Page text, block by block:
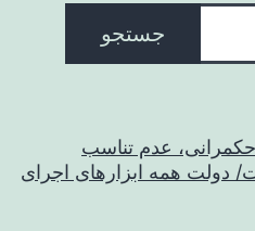
جستجو
عدم تناسب
دولت همه ابزارهای اجرای